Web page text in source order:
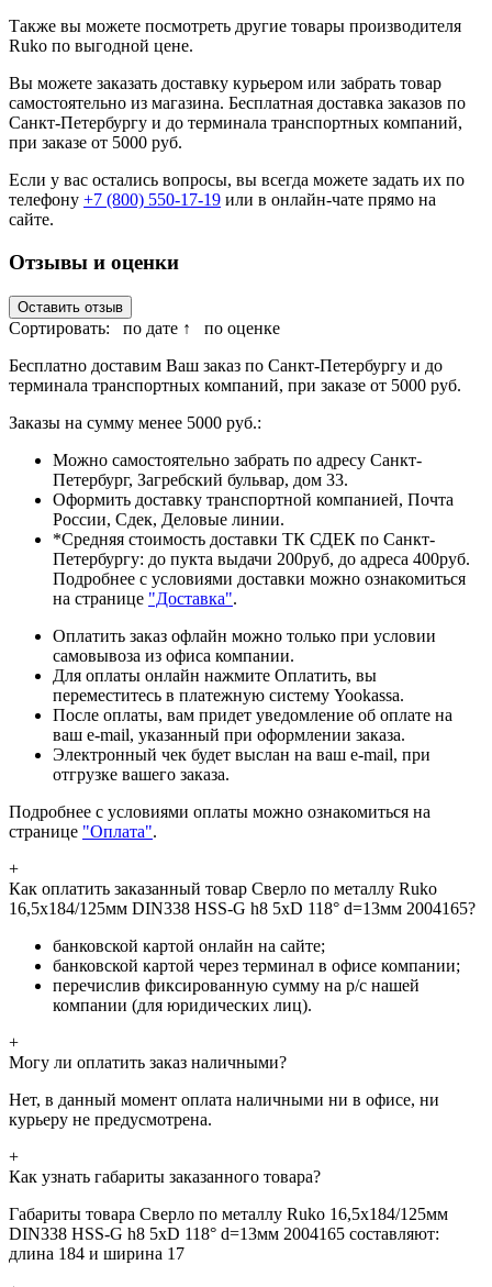
Также вы можете посмотреть другие товары производителя
Ruko по выгодной цене.
Вы можете заказать доставку курьером или забрать товар
самостоятельно из магазина. Бесплатная доставка заказов по
Санкт-Петербургу и до терминала транспортных компаний,
при заказе от 5000 руб.
Если у вас остались вопросы, вы всегда можете задать их по
телефону +7 (800) 550-17-19 или в онлайн-чате прямо на
сайте.
Отзывы и оценки
Оставить отзыв
Сортировать: по дате ↑
по оценке
Бесплатно доставим Ваш заказ по Санкт-Петербургу и до
терминала транспортных компаний, при заказе от 5000 руб.
Заказы на сумму менее 5000 руб.:
Можно самостоятельно забрать по адресу Санкт-
Петербург, Загребский бульвар, дом 33.
Оформить доставку транспортной компанией, Почта
России, Сдек, Деловые линии.
*Средняя стоимость доставки ТК СДЕК по Санкт-
Петербургу: до пукта выдачи 200руб, до адреса 400руб.
Подробнее с условиями доставки можно ознакомиться
на странице "Доставка".
Оплатить заказ офлайн можно только при условии
самовывоза из офиса компании.
Для оплаты онлайн нажмите Оплатить, вы
переместитесь в платежную систему Yookassa.
После оплаты, вам придет уведомление об оплате на
ваш e-mail, указанный при оформлении заказа.
Электронный чек будет выслан на ваш e-mail, при
отгрузке вашего заказа.
Подробнее с условиями оплаты можно ознакомиться на
странице "Оплата".
+
Как оплатить заказанный товар Сверло по металлу Ruko
16,5x184/125мм DIN338 HSS-G h8 5xD 118° d=13мм 2004165?
банковской картой онлайн на сайте;
банковской картой через терминал в офисе компании;
перечислив фиксированную сумму на р/с нашей
компании (для юридических лиц).
+
Могу ли оплатить заказ наличными?
Нет, в данный момент оплата наличными ни в офисе, ни
курьеру не предусмотрена.
+
Как узнать габариты заказанного товара?
Габариты товара Сверло по металлу Ruko 16,5x184/125мм
DIN338 HSS-G h8 5xD 118° d=13мм 2004165 составляют:
длина 184 и ширина 17